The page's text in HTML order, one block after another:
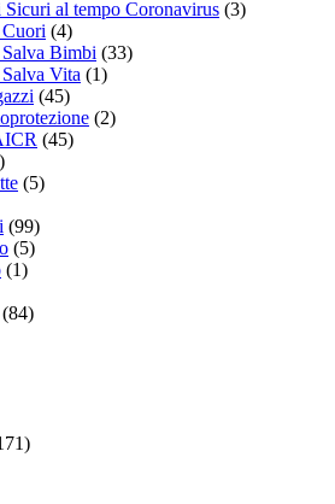
al tempo Coronavirus (3)
(4)
Bimbi (33)
Vita (1)
(45)
(2)
(45)
(5)
(99)
(5)
(1)
(84)